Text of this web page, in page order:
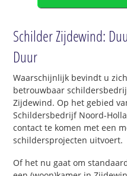
Schilder Zijdewind:
Duur
Waarschijnlijk bevindt u
betrouwbaar
Zijdewind. Op het gebied
Schildersbedrijf Noord-
contact te komen met een
schildersprojecten uitvoert.
Of het nu gaat om